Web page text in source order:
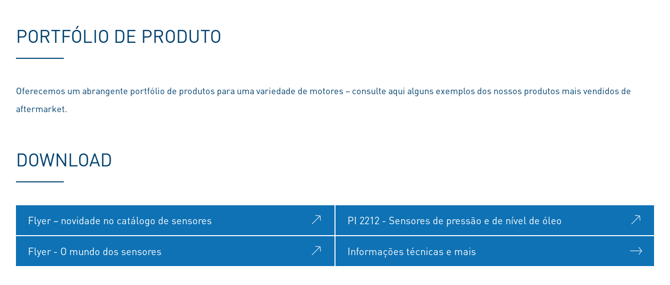
PORTFÓLIO DE PRODUTO
Oferecemos um abrangente portfólio de produtos para uma variedade de motores – consulte aqui alguns exemplos dos nossos produtos mais vendidos de
aftermarket.
DOWNLOAD
Flyer – novidade no catálogo de sensores PI 2212 - Sensores de pressão e de nível de óleo
Flyer - O mundo dos sensores Informações técnicas e mais